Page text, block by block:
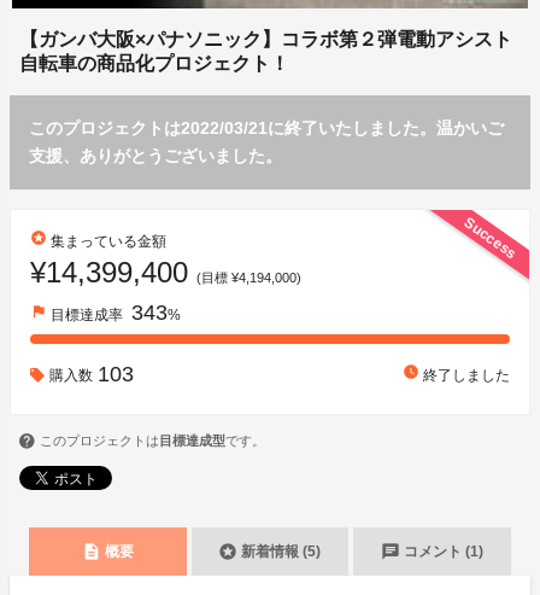
【ガンバ大阪×パナソニック】コラボ第２弾電動アシスト
自転車の商品化プロジェクト！
このプロジェクトは2022/03/21に終了いたしました。温かいご
支援、ありがとうございました。
Success
stars 集まっている金額
¥14,399,400 (目標 ¥4,194,000)
flag 目標達成率 343%
購入数 103 watch_later 終了しました
このプロジェクトは 目標達成型です。
description 概要 stars 新着情報 (5) chat コメント (1)